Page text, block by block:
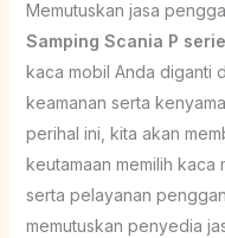
Memutuskan jasa
Samping Scania P
kaca mobil Anda diganti
keamanan serta
perihal ini, kita akan
keutamaan memilih kaca
serta pelayanan
memutuskan penyedia